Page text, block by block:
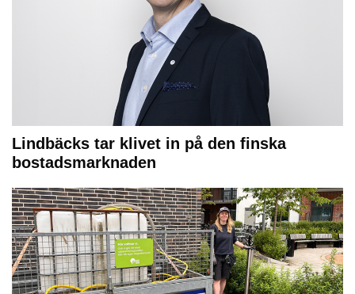
Lindbäcks tar klivet in på den finska
bostadsmarknaden